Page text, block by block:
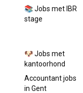
📚 Jobs met IBR
stage
🐶 Jobs met
kantoorhond
Accountantjobs
in Gent